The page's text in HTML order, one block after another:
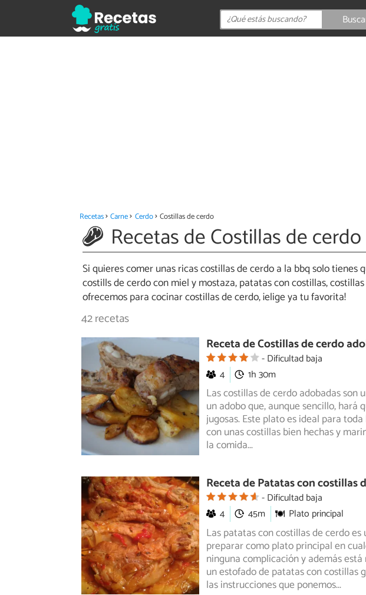
Recetas Carne Cerdo Costillas de cerdo
Recetas de Costillas de cerdo
Si quieres comer unas ricas costillas de cerdo a la bbq solo
costills de cerdo con miel y mostaza, patatas con costillas,
ofrecemos para cocinar costillas de cerdo, ¡elige ya tu favorita!
42 recetas
Receta de Costillas de cerdo
Dificultad baja
4
1h 30m
Las costillas de cerdo adobadas son
un adobo que, aunque sencillo, hará
jugosas. Este plato es ideal para
con unas costillas bien hechas y
la comida...
Receta de Patatas con costillas
Dificultad baja
4
45m Plato principal
Las patatas con costillas de cerdo
preparar como plato principal en
ningunacomplicación y además
un estofado de patatas con costillas
las instrucciones que ponemos...